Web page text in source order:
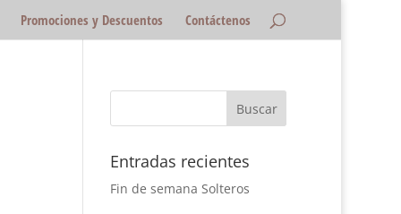
Promociones y Descuentos Contáctenos
Entradas recientes
Fin de semana Solteros